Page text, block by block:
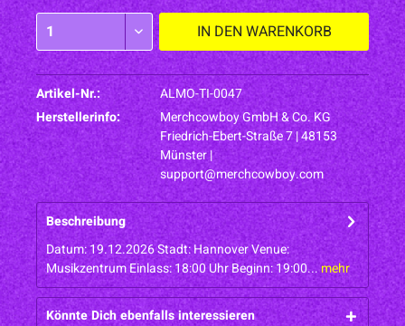
IN DEN WARENKORB
Artikel-Nr.:
ALMO-TI-0047
Herstellerinfo:
Merchcowboy GmbH & Co. KG
Friedrich-Ebert-Straße 7 | 48153
Münster |
support@merchcowboy.com
Beschreibung
Datum: 19.12.2026 Stadt: Hannover Venue:
Musikzentrum Einlass: 18:00 Uhr Beginn: 19:00...mehr
Könnte Dich ebenfalls interessieren